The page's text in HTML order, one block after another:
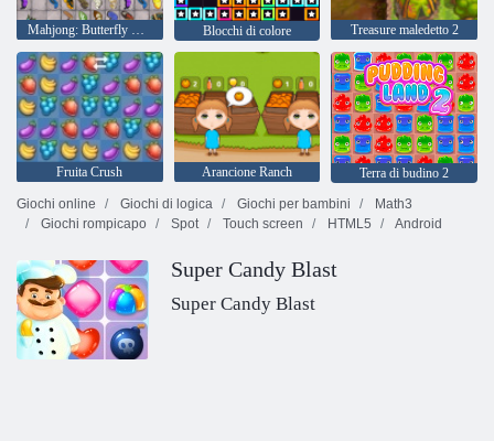
Mahjong: Butterfly Kyodai HD Blocchi di colore Treasure maledetto 2
Fruita Crush Arancione Ranch
Terra di budino 2
Giochi online
Giochi di logica Giochi per bambini
Math3
Giochi rompicapo
Spot Touch screen HTML5 Android
Super Candy Blast
Super Candy Blast